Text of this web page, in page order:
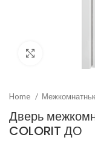
Home
Дверь
COLORIT ДО